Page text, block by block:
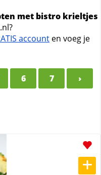
met bistro krieltjes
account en voeg je
6 7 ›